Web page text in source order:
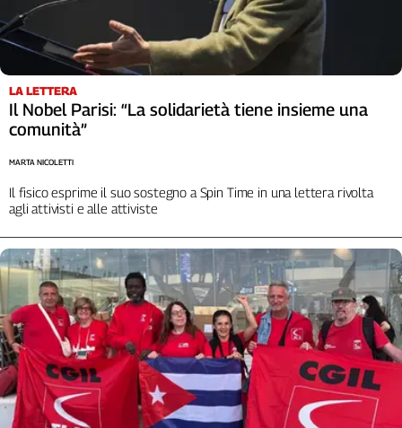
Girasoli
Il
Sassolino
Economica
Tech
It
Inserti
Idea
Diffusa
InFlai
trasmissioni
tv
Work
Progress
L'Italia
LA LETTERA
Il Nobel Parisi: “La solidarietà tiene insieme una
comunità”
Il fisico esprime il suo sostegno a Spin Time in una lettera rivolta
agli attivisti e alle attiviste
MARTA NICOLETTI